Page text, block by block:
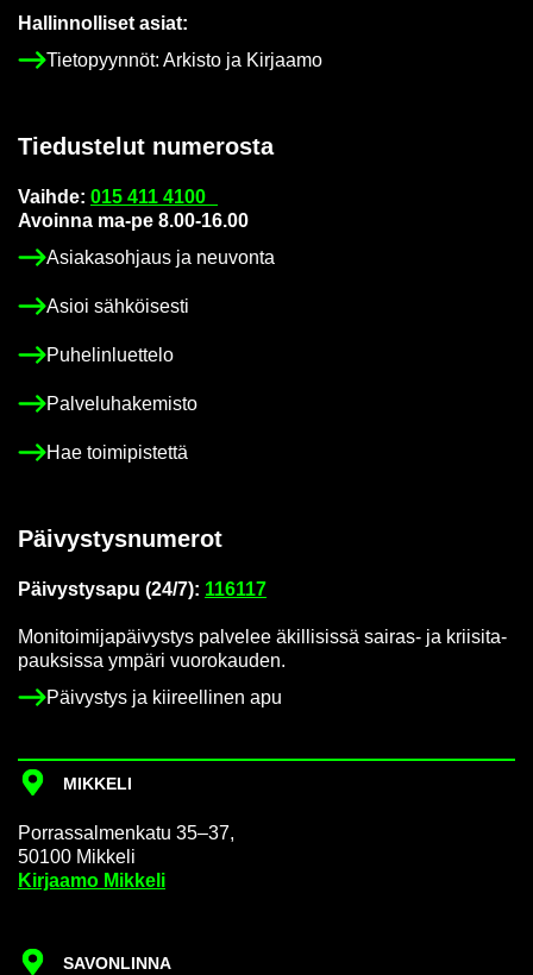
Hal­lin­nol­li­set asiat:
Tie­to­pyyn­nöt: Ar­kis­to ja Kir­jaa­mo
Tie­dus­te­lut nu­me­ros­ta
Vaih­de: 015 411 4100
Avoin­na ma-pe 8.00-16.00
Asia­kas­oh­jaus ja neu­von­ta
Asioi säh­köi­ses­ti
Pu­he­lin­luet­te­lo
Pal­ve­lu­ha­ke­mis­to
Hae toi­mi­pis­tet­tä
Päi­vys­tys­nu­me­rot
Päi­vys­tys­a­pu (24/7): 116117
Mo­ni­toi­mi­ja­päi­vys­tys pal­ve­lee äkil­li­sis­sä sairas-​ ja krii­si­ta­
pauk­sis­sa ym­pä­ri vuo­ro­kau­den.
Päi­vys­tys ja kii­reel­li­nen apu
MIK­KE­LI
Por­ras­sal­men­ka­tu 35–37,
50100 Mik­ke­li
Kir­jaa­mo Mik­ke­li
SA­VON­LIN­NA